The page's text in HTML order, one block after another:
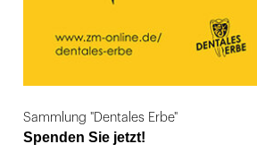
Sammlung "Dentales Erbe"
Spenden Sie jetzt!